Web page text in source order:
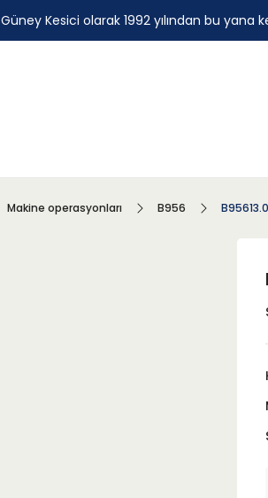
Güney Kesici olarak 1992 yılından bu
Makine operasyonları B956 B95613.0